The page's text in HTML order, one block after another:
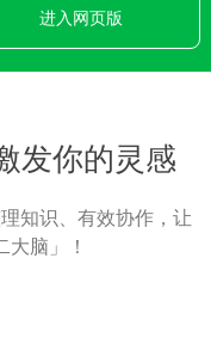
进入网页版
发你的灵感
知识、有效协作，让
大脑」！